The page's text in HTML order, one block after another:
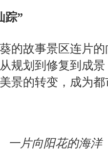
踪”
故事景区连片的
规划到修复到成
景的转变，成为
一片向阳花的海洋